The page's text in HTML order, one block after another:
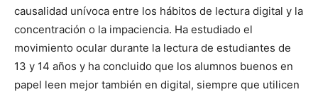
causalidad unívoca entre los hábitos de lectura digital y la
concentración o la impaciencia. Ha estudiado el
movimiento ocular durante la lectura de estudiantes de
13 y 14 años y ha concluido que los alumnos buenos en
papel leen mejor también en digital, siempre que utilicen